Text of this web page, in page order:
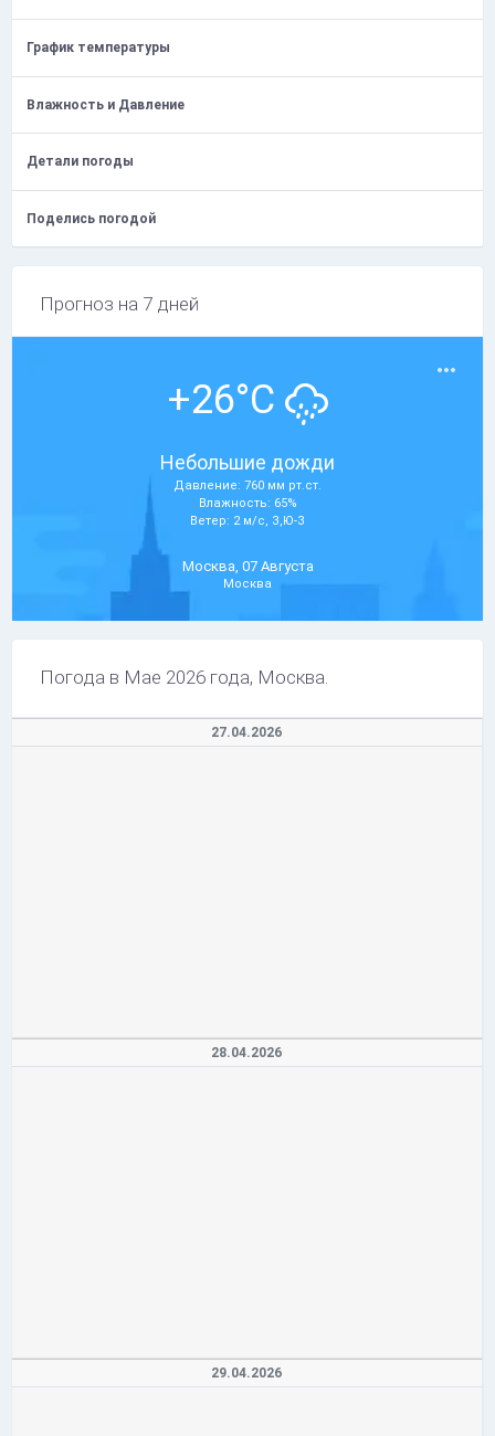
График температуры
Влажность и Давление
Детали погоды
Поделись погодой
Прогноз на 7 дней
+26°C
Небольшие дожди
Давление: 760 мм рт.ст.
Влажность: 65%
Ветер: 2 м/с, З,Ю-З
Москва, 07 Августа
Москва
Погода в Мае 2026 года, Москва.
27.04.2026
28.04.2026
29.04.2026